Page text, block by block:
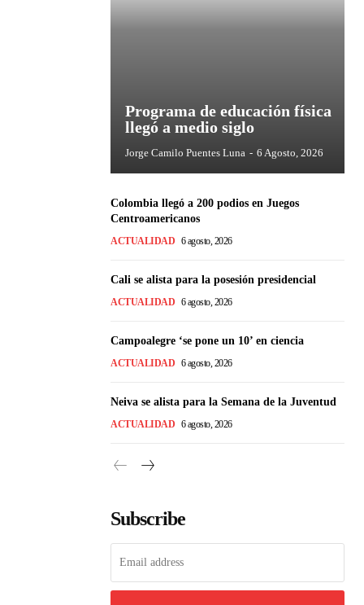
Programa de educación física
llegó a medio siglo
Jorge Camilo Puentes Luna - 6 Agosto, 2026
Colombia llegó a 200 podios en Juegos
Centroamericanos
ACTUALIDAD 6 agosto, 2026
Cali se alista para la posesión presidencial
ACTUALIDAD 6 agosto, 2026
Campoalegre ‘se pone un 10’ en ciencia
ACTUALIDAD 6 agosto, 2026
Neiva se alista para la Semana de la Juventud
ACTUALIDAD 6 agosto, 2026
Subscribe